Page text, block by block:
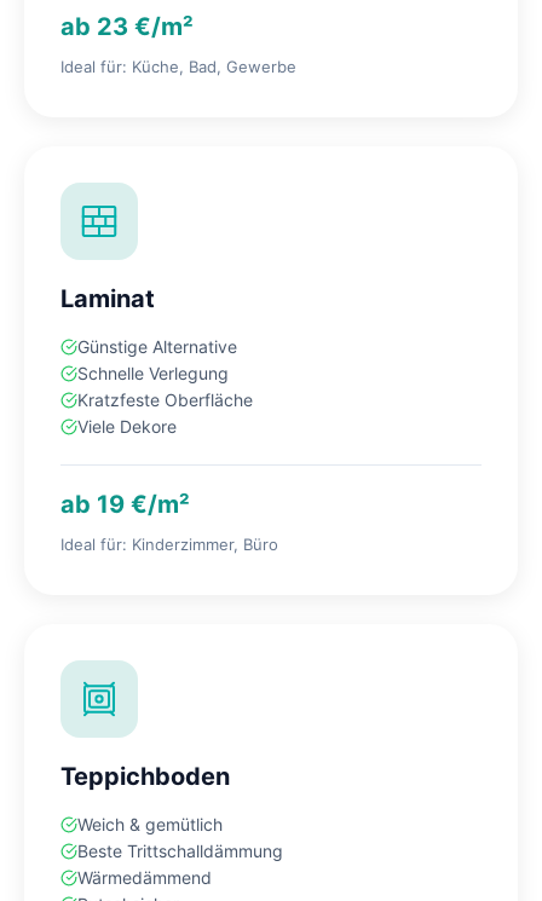
ab 23 €/m²
Ideal für: Küche, Bad, Gewerbe
Laminat
Günstige Alternative
Schnelle Verlegung
Kratzfeste Oberfläche
Viele Dekore
ab 19 €/m²
Ideal für: Kinderzimmer, Büro
Teppichboden
Weich & gemütlich
Beste Trittschalldämmung
Wärmedämmend